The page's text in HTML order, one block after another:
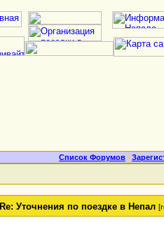
Список Форумов |
Re: Уточнения по поездке в Непал